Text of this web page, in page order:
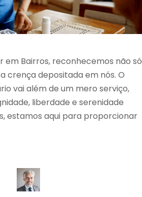
em Bairros, reconhecemos não só
crença depositada em nós. O
vai além de um mero serviço,
liberdade e serenidade
estamos aqui para proporcionar